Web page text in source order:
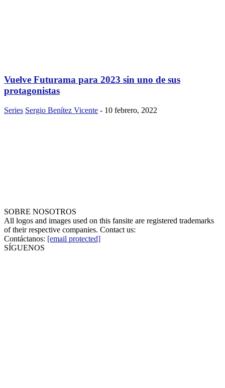
Vuelve Futurama para 2023 sin uno de sus
protagonistas
Series Sergio Benítez Vicente - 10 febrero, 2022
SOBRE NOSOTROS
All logos and images used on this fansite are registered trademarks
of their respective companies. Contact us:
Contáctanos: [email protected]
SÍGUENOS